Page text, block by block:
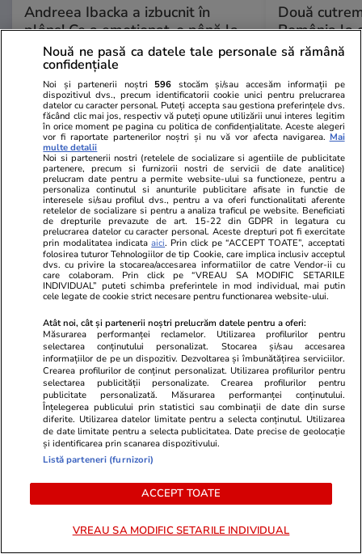
Andreea Ibacka a izbucnit în
plâns! Ce a emoționat-o până la
lacrimi pe vedetă: „Nu-mi mai e
rușine să fiu vulnerabilă”
Două
România la
ore. Unde
POLITIC
Politică 25 iul.
Mutarea prin care AUR, S.O.S. și
POT au făcut front comun în
opoziție împotriva legii care
permite Armatei să doboare
dronele neautorizate. CCR a
tranșat definitiv disputa
Politică 25 iul.
Cum a apărut Mirabela
Grădinaru la întâlnirea cu
președinta Indiei, Droupadi
Murmu, la Palatul Cotroceni.
Motivul pentru care a ales o
rochie galbenă
Nouă ne pasă ca datele tale personale să rămână
confidențiale
Noi și partenerii noștri 596 stocăm și/sau accesăm informații pe
dispozitivul dvs., precum identificatorii cookie unici pentru prelucrarea
datelor cu caracter personal. Puteți accepta sau gestiona preferințele dvs.
făcând clic mai jos, respectiv vă puteți opune utilizării unui interes legitim
în orice moment pe pagina cu politica de confidențialitate. Aceste alegeri
vor fi raportate partenerilor noștri și nu vă vor afecta navigarea. Mai
multe detalii
Noi si partenerii nostri (retelele de socializare si agentiile de publicitate
partenere, precum si furnizorii nostri de servicii de date analitice)
prelucram date pentru a permite website-ului sa functioneze, pentru a
personaliza continutul si anunturile publicitare afisate in functie de
interesele si/sau profilul dvs., pentru a va oferi functionalitati aferente
retelelor de socializare si pentru a analiza traficul pe website. Beneficiati
de drepturile prevazute de art. 15-22 din GDPR in legatura cu
prelucrarea datelor cu caracter personal. Aceste drepturi pot fi exercitate
prin modalitatea indicataaici. Prin click pe “ACCEPT TOATE”, acceptati
folosirea tuturor Tehnologiilor de tip Cookie, care implica inclusiv acceptul
dvs. cu privire la stocarea/accesarea informatiilor de catre Vendor-ii cu
care colaboram. Prin click pe “VREAU SA MODIFIC SETARILE
INDIVIDUAL” puteti schimba preferintele in mod individual, mai putin
cele legate de cookie strict necesare pentru functionarea website-ului.
Atât noi, cât și partenerii noștri prelucrăm datele pentru a oferi:
Măsurarea performanței reclamelor. Utilizarea profilurilor pentru
selectarea conținutului personalizat. Stocarea și/sau accesarea
informațiilor de pe un dispozitiv. Dezvoltarea și îmbunătățirea serviciilor.
Crearea profilurilor de conținut personalizat. Utilizarea profilurilor pentru
selectarea publicității personalizate. Crearea profilurilor pentru
publicitate personalizată. Măsurarea performanței conținutului.
Înțelegerea publicului prin statistici sau combinații de date din surse
diferite. Utilizarea datelor limitate pentru a selecta conținutul. Utilizarea
de date limitate pentru a selecta publicitatea. Date precise de geolocație
și identificarea prin scanarea dispozitivului.
Listă parteneri (furnizori)
ACCEPT TOATE
VREAU SA MODIFIC SETARILE INDIVIDUAL